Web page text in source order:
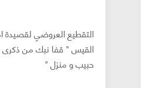
التقطيع العروضي لقصيدة
القيس " قفا نبك من ذكرى
حبيب و منزل "